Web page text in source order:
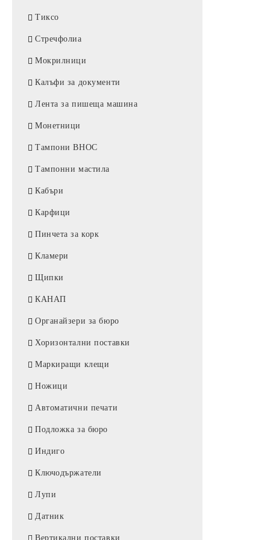
Консумативи Fulmark за
мастилноструини EPSON
мастилноструини BROTHER
Консумативи Fulmark за
мастилноструини Canon
Картон на листове
Копирна хартия на роли
Паус
Факс хартия
Тиксо
Стречфолиа
Мокрилници
Калъфи за документи
Лента за пишеща машина
Монетници
Тампони ВНОС
Тампонни мастила
Кабъри
Карфици
Пинчета за корк
Кламери
Щипки
КАНАП
Органайзери за бюро
Хоризонтални поставки
Маркиращи клещи
Ножици
Автоматични печати
Подложка за бюро
Индиго
Ключодържатели
Лупи
Датник
Вертикални поставки